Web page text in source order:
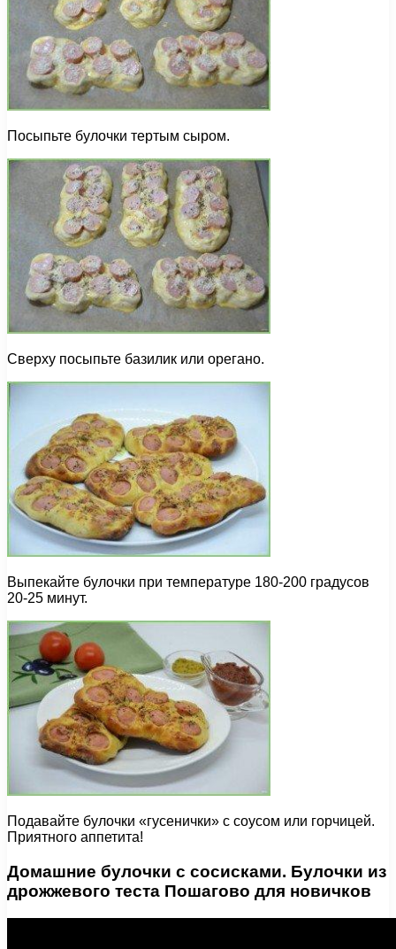
Посыпьте булочки тертым сыром.
Сверху посыпьте базилик или орегано.
Выпекайте булочки при температуре 180-200 градусов
20-25 минут.
Подавайте булочки «гусенички» с соусом или горчицей.
Приятного аппетита!
Домашние булочки с сосисками. Булочки из
дрожжевого теста Пошагово для новичков